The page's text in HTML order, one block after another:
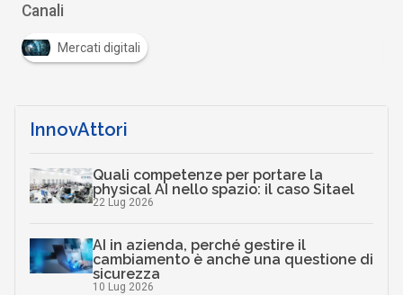
Canali
Mercati digitali
InnovAttori
Quali competenze per portare la
physical AI nello spazio: il caso Sitael
22 Lug 2026
AI in azienda, perché gestire il
cambiamento è anche una questione di
sicurezza
10 Lug 2026